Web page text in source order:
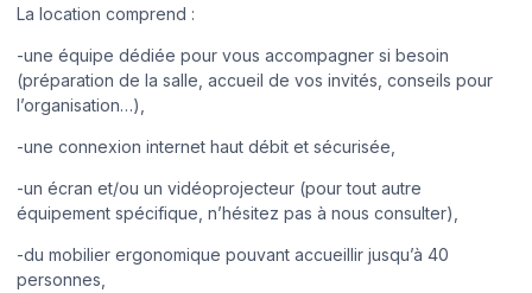
La location comprend :
-une équipe dédiée pour vous accompagner si besoin
(préparation de la salle, accueil de vos invités, conseils pour
l’organisation…),
-une connexion internet haut débit et sécurisée,
-un écran et/ou un vidéoprojecteur (pour tout autre
équipement spécifique, n’hésitez pas à nous consulter),
-du mobilier ergonomique pouvant accueillir jusqu’à 40
personnes,